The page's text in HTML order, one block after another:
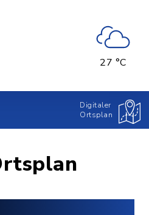
27 °C
Digitaler
Ortsplan